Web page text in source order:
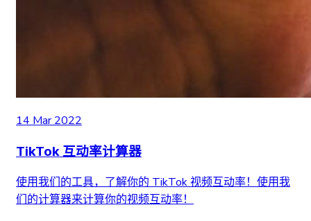
14 Mar 2022
TikTok 互动率计算器
使用我们的工具，了解你的 TikTok 视频互动率！使用我
们的计算器来计算你的视频互动率！